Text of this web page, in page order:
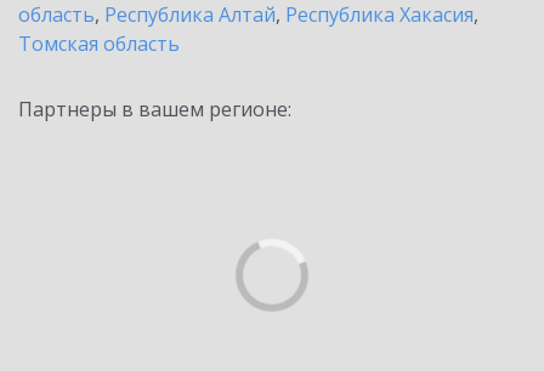
область, Республика Алтай, Республика Хакасия,
Томская область
Партнеры в вашем регионе: